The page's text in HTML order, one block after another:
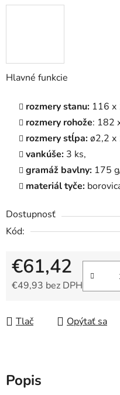
Hlavné funkcie
rozmery stanu: 116 x
rozmery rohože: 182
rozmery stĺpa:ø2,2 x
vankúše: 3 ks,
gramáž bavlny: 175
materiál tyče:
Dostupnosť
Kód:
€61,42
€49,93 bez DPH
Tlač Opýtať sa
Popis